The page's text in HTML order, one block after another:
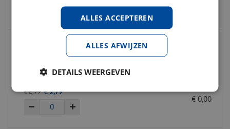
Hill's prescription diet feline k/d kidney
€ 2,99 € 2,79
€ 0,00
ALLES ACCEPTEREN
ALLES AFWIJZEN
DETAILS WEERGEVEN